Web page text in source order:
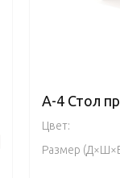
А-4 Стол
Цвет:
Размер